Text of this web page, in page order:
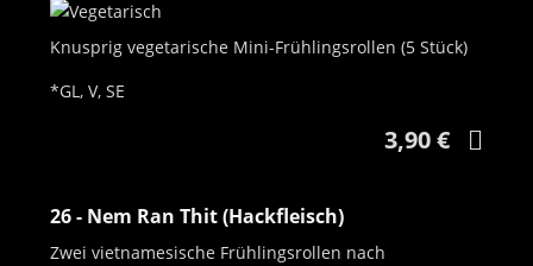
Knusprig vegetarische Mini-Frühlingsrollen (5 Stück)
*GL, V, SE
3,90 €
26 - Nem Ran Thit (Hackfleisch)
Zwei vietnamesische Frühlingsrollen nach